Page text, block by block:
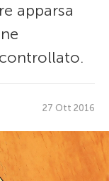
apparsa
27 Ott 2016